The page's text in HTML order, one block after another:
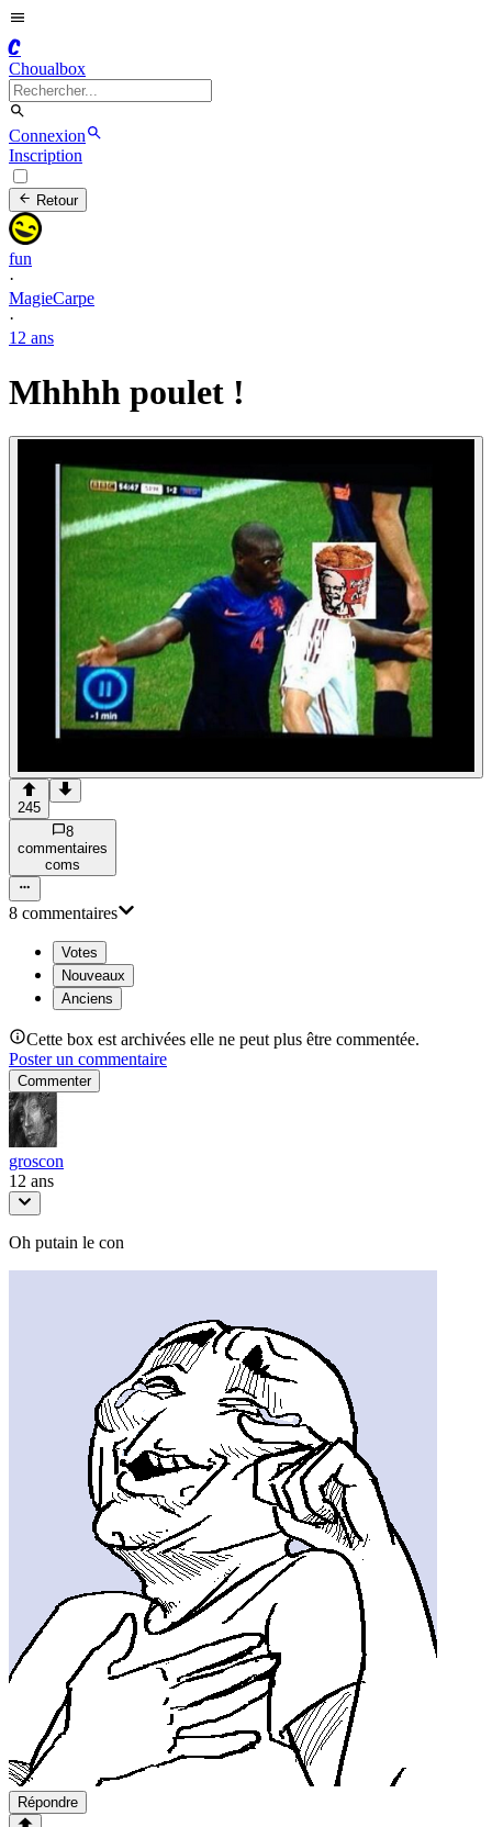
C
Choualbox
Connexion
Inscription
Retour
fun
·
MagieCarpe
·
12 ans
Mhhhh poulet !
245
8
commentaires
coms
8 commentaires
Votes
Nouveaux
Anciens
Cette box est archivées elle ne peut plus être commentée.
Poster un commentaire
Commenter
groscon
12 ans
Oh putain le con
Répondre